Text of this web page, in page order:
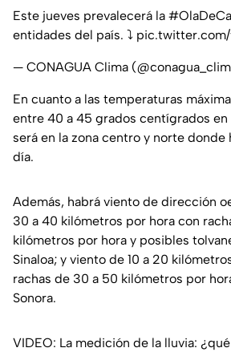
Este jueves prevalecerá la
entidades del país. ⤵️
— CONAGUA Clima
En cuanto a las temperaturas
entre 40 a 45 grados centígrados
será en la zona centro y norte donde
día.
Además, habrá viento de dirección
30 a 40 kilómetros por hora con
kilómetros por hora y posibles
Sinaloa; y viento de 10 a 20
rachas de 30 a 50 kilómetros por
Sonora.
VIDEO: La medición de la lluvia: